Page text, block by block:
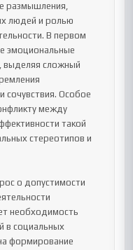
размышления,
людей и ролью
В первом
эмоциональные
выделяя сложный
сочувствия. Особое
между
такой
стереотипов и
о допустимости
необходимость
в социальных
формирование